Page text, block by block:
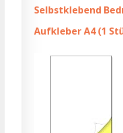
Selbstklebend
Aufkleber A4 (1